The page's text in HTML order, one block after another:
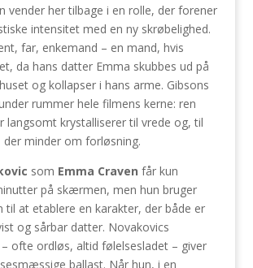
vender her tilbage i en rolle, der forener
intensitet med en ny skrøbelighed.
far, enkemand – en mand, hvis
da hans datter Emma skubbes ud på
og kollapser i hans arme. Gibsons
rummer hele filmens kerne: ren
langsomt krystalliserer til vrede og, til
minder om forløsning.
som Emma Craven får kun
på skærmen, men hun bruger
til at etablere en karakter, der både er
og sårbar datter. Novakovics
ofte ordløs, altid følelsesladet – giver
ballast. Når hun, i en